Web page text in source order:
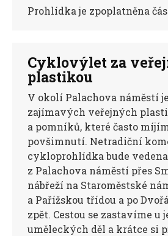
Prohlídka je zpoplatněna
Cyklovýlet za
plastikou
V okolí Palachova náměstí
zajímavých veřejných
a pomníků, které často
povšimnutí. Netradiční
cykloprohlídka bude
z Palachova náměstí přes
nábřeží na Staroměstské
a Pařížskou třídou a po
zpět. Cestou se zastavíme
uměleckých děl a krátce si